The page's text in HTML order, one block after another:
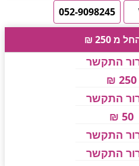
052-9098245
250 ₪
התקשר
250 ₪
התקשר
50 ₪
התקשר
התקשר